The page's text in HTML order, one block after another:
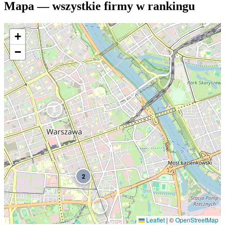
Mapa — wszystkie firmy w rankingu
2
4
5
+
−
Leaflet | ©OpenStreetMap